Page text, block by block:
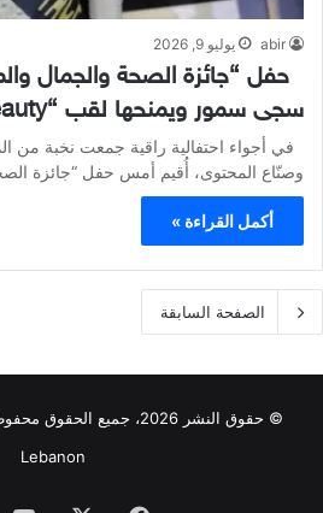
abir يوليو 9, 2026
حفل “جائزة الصحة والجمال
سجى سمور ويمنحها لقب “Miss Hijabi Beauty”
في أجواء احتفالية راقية جمعت نخبة من
وصنّاع المحتوى، أُقيم أمس حفل “جائزة
أكمل القراءة »
الصفحة السابقة
© حقوق النشر 2026، جميع الحقوق محفوظة |
Lebanon